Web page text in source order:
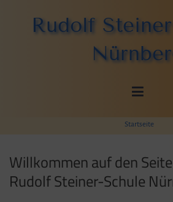
springenRudolf
Startseite
Willkommen auf den
Rudolf Steiner-Schule